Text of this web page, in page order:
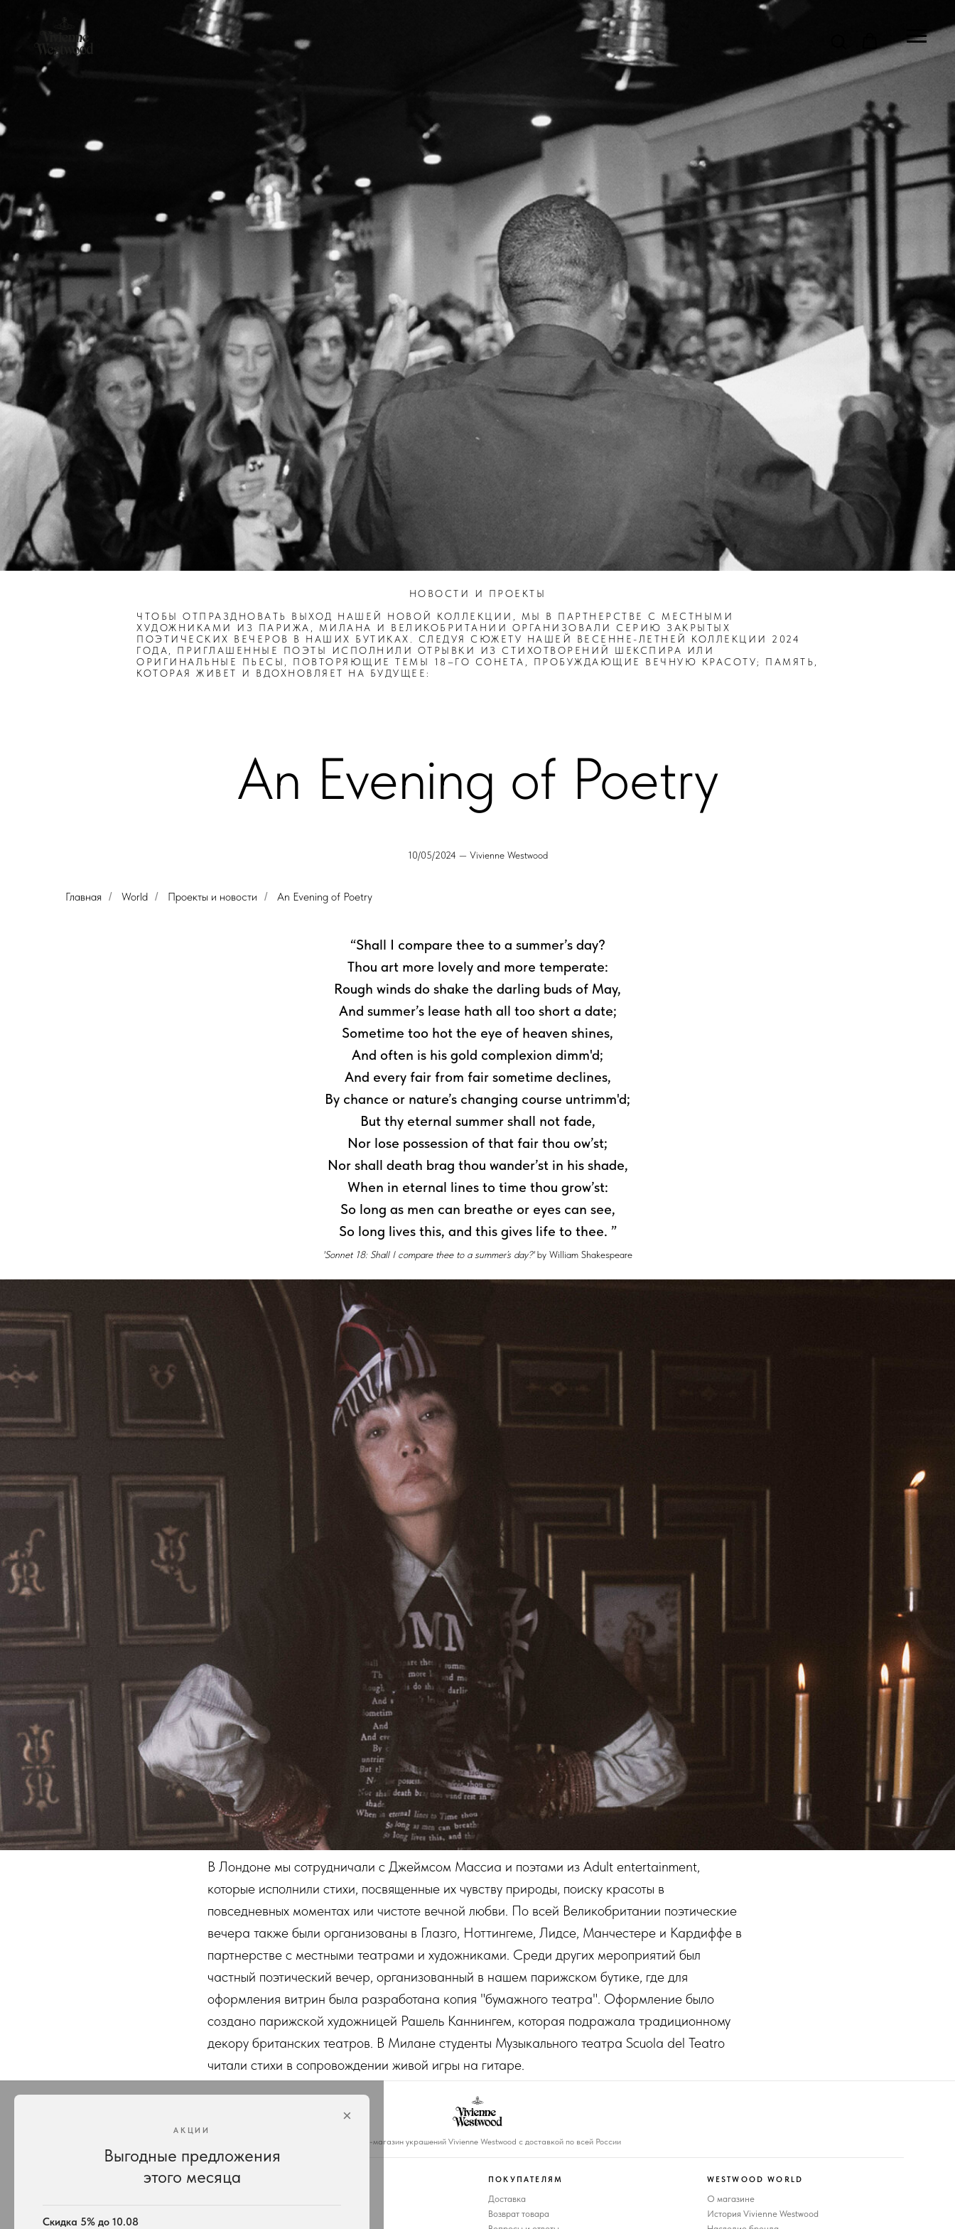
НОВОСТИ И ПРОЕКТЫ
ЧТОБЫ ОТПРАЗДНОВАТЬ ВЫХОД НАШЕЙ НОВОЙ КОЛЛЕКЦИИ, МЫ В ПАРТНЕРСТВЕ С МЕСТНЫМИ
ХУДОЖНИКАМИ ИЗ ПАРИЖА, МИЛАНА И ВЕЛИКОБРИТАНИИ ОРГАНИЗОВАЛИ СЕРИЮ ЗАКРЫТЫХ
ПОЭТИЧЕСКИХ ВЕЧЕРОВ В НАШИХ БУТИКАХ. СЛЕДУЯ СЮЖЕТУ НАШЕЙ ВЕСЕННЕ-ЛЕТНЕЙ КОЛЛЕКЦИИ 2024
ГОДА, ПРИГЛАШЕННЫЕ ПОЭТЫ ИСПОЛНИЛИ ОТРЫВКИ ИЗ СТИХОТВОРЕНИЙ ШЕКСПИРА ИЛИ
ОРИГИНАЛЬНЫЕ ПЬЕСЫ, ПОВТОРЯЮЩИЕ ТЕМЫ 18–ГО СОНЕТА, ПРОБУЖДАЮЩИЕ ВЕЧНУЮ КРАСОТУ; ПАМЯТЬ,
КОТОРАЯ ЖИВЕТ И ВДОХНОВЛЯЕТ НА БУДУЩЕЕ:
An Evening of Poetry
10/05/2024 — Vivienne Westwood
Главная / World / Проекты и новости / An Evening of Poetry
“Shall I compare thee to a summer’s day?
Thou art more lovely and more temperate:
Rough winds do shake the darling buds of May,
And summer’s lease hath all too short a date;
Sometime too hot the eye of heaven shines,
And often is his gold complexion dimm'd;
And every fair from fair sometime declines,
By chance or nature’s changing course untrimm'd;
But thy eternal summer shall not fade,
Nor lose possession of that fair thou ow’st;
Nor shall death brag thou wander’st in his shade,
When in eternal lines to time thou grow’st:
So long as men can breathe or eyes can see,
So long lives this, and this gives life to thee. ”
'Sonnet 18: Shall I compare thee to a summer’s day?'by William Shakespeare
В Лондоне мы сотрудничали с Джеймсом Массиа и поэтами из Adult entertainment,
которые исполнили стихи, посвященные их чувству природы, поиску красоты в
повседневных моментах или чистоте вечной любви. По всей Великобритании поэтические
вечера также были организованы в Глазго, Ноттингеме, Лидсе, Манчестере и Кардиффе в
партнерстве с местными театрами и художниками. Среди других мероприятий был
частный поэтический вечер, организованный в нашем парижском бутике, где для
оформления витрин была разработана копия "бумажного театра". Оформление было
создано парижской художницей Рашель Каннингем, которая подражала традиционному
декору британских театров. В Милане студенты Музыкального театра Scuola del Teatro
читали стихи в сопровождении живой игры на гитаре.
×
АКЦИИ
Выгодные предложения
этого месяца
Скидка 5% до 10.08
Интернет-магазин украшений Vivienne Westwood с доставкой по всей России
ПОКУПАТЕЛЯМ
Доставка
Возврат товара
WESTWOOD WORLD
О магазине
История Vivienne Westwood